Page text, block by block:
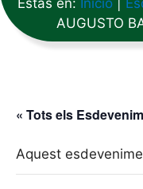
AUGUSTO
« Tots els
Aquest